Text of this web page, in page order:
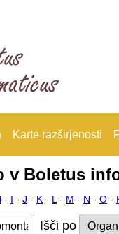
Karte razširjenosti
v Boletus
- I - J - K - L - M - N - O -
Išči po